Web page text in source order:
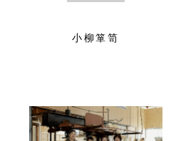
小柳箪笥